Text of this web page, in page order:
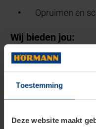
Toestemming
Deze website maakt
Opruimen en
Wij bieden jou:
Een
werkafstand;
We hanteren